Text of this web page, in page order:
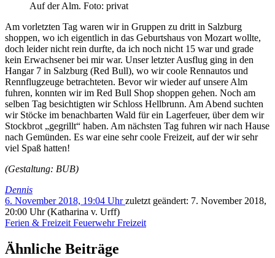
Auf der Alm. Foto: privat
Am vorletzten Tag waren wir in Gruppen zu dritt in Salzburg
shoppen, wo ich eigentlich in das Geburtshaus von Mozart wollte,
doch leider nicht rein durfte, da ich noch nicht 15 war und grade
kein Erwachsener bei mir war. Unser letzter Ausflug ging in den
Hangar 7 in Salzburg (Red Bull), wo wir coole Rennautos und
Rennflugzeuge betrachteten. Bevor wir wieder auf unsere Alm
fuhren, konnten wir im Red Bull Shop shoppen gehen. Noch am
selben Tag besichtigten wir Schloss Hellbrunn. Am Abend suchten
wir Stöcke im benachbarten Wald für ein Lagerfeuer, über dem wir
Stockbrot „gegrillt“ haben. Am nächsten Tag fuhren wir nach Hause
nach Gemünden. Es war eine sehr coole Freizeit, auf der wir sehr
viel Spaß hatten!
(Gestaltung: BUB)
Dennis
6. November 2018, 19:04 Uhrzuletzt geändert: 7. November 2018,
20:00 Uhr(Katharina v. Urff)
Ferien & FreizeitFeuerwehrFreizeit
Ähnliche Beiträge